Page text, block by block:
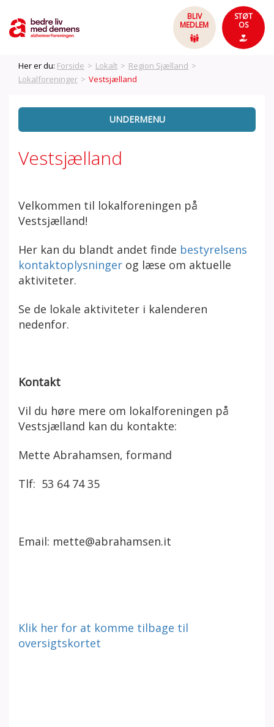
BLIV
MEDLEM
STØT
OS
Her er du: Forside > Lokalt > Region Sjælland >
Lokalforeninger > Vestsjælland
UNDERMENU
Vestsjælland
Velkommen til lokalforeningen på
Vestsjælland!
Her kan du blandt andet finde bestyrelsens
kontaktoplysninger og læse om aktuelle
aktiviteter.
Se de lokale aktiviteter i kalenderen
nedenfor.
Kontakt
Vil du høre mere om lokalforeningen på
Vestsjælland kan du kontakte:
Mette Abrahamsen, formand
Tlf: 53 64 74 35
Email: mette@abrahamsen.it
Klik her for at komme tilbage til
oversigtskortet